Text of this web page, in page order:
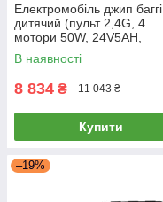
Електромобіль джип баггі
дитячий (пульт 2,4G, 4
мотори 50W, 24V5AH,
музика, світло) Bambi M
5991EBLR-2(24V)
В наявності
8 834 ₴ 11 043 ₴
Купити
–19%